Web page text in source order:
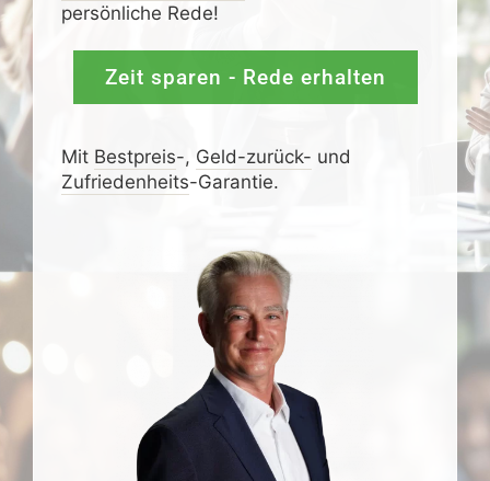
persönliche Rede!
Zeit sparen - Rede erhalten
Mit Bestpreis-, Geld-zurück- und
Zufrieden­­heits-Garantie.